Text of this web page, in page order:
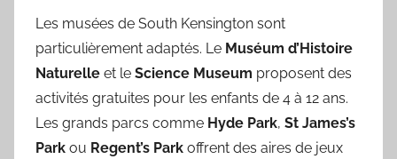
Les musées de South Kensington sont
particulièrement adaptés. Le Muséum d’Histoire
Naturelle et le Science Museum proposent des
activités gratuites pour les enfants de 4 à 12 ans.
Les grands parcs comme Hyde Park, St James’s
Park ou Regent’s Park offrent des aires de jeux